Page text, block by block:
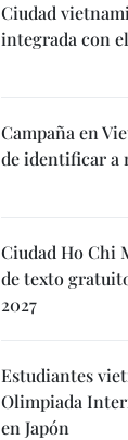
Ciudad
integrada con
Campaña en
de identificar a
Ciudad Ho Chi
de texto
2027
Estudiantes
Olimpiada
en Japón